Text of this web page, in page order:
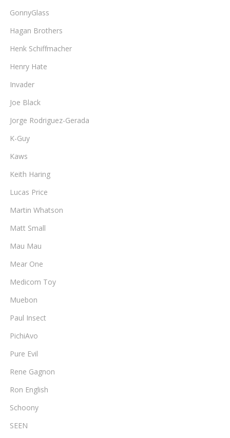
GonnyGlass
Hagan Brothers
Henk Schiffmacher
Henry Hate
Invader
Joe Black
Jorge Rodriguez-Gerada
K-Guy
Kaws
Keith Haring
Lucas Price
Martin Whatson
Matt Small
Mau Mau
Mear One
Medicom Toy
Muebon
Paul Insect
PichiAvo
Pure Evil
Rene Gagnon
Ron English
Schoony
SEEN